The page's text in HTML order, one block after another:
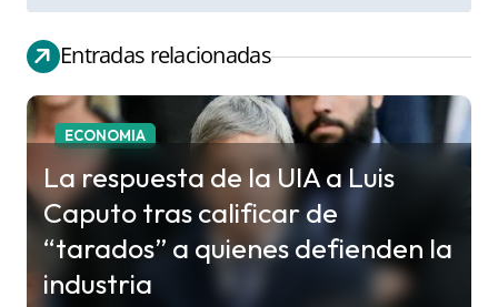
e
g
c
i
ó
Entradas relacionadas
ECONOMIA
La respuesta de la UIA a Luis
Caputo tras calificar de
“tarados” a quienes defienden la
industria